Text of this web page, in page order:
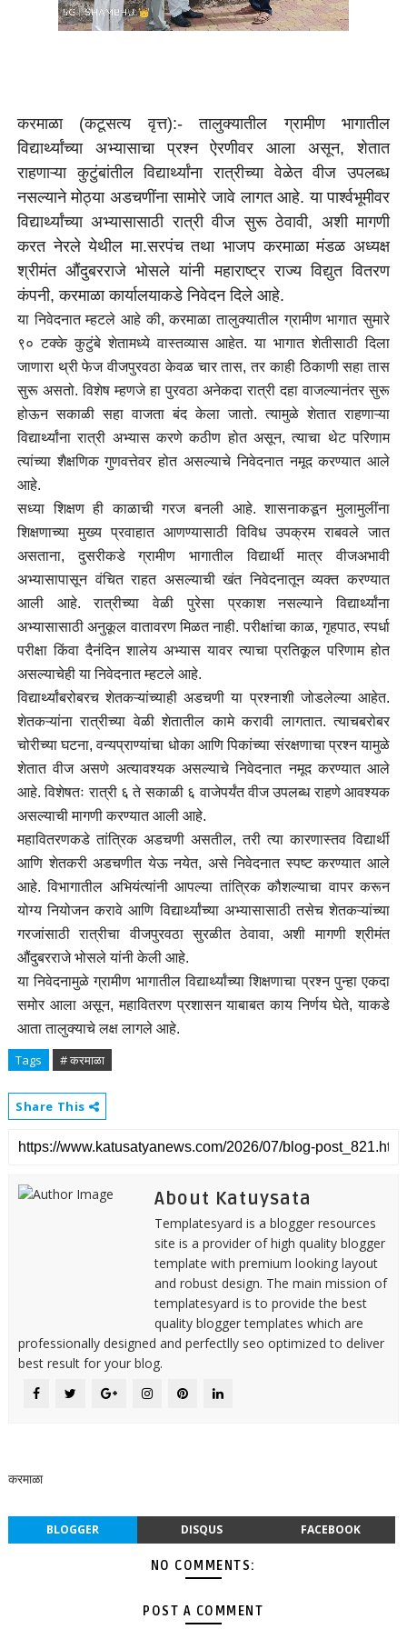
करमाळा (कटूसत्य वृत्त):- तालुक्यातील ग्रामीण भागातील
विद्यार्थ्यांच्या अभ्यासाचा प्रश्न ऐरणीवर आला असून, शेतात
राहणाऱ्या कुटुंबांतील विद्यार्थ्यांना रात्रीच्या वेळेत वीज उपलब्ध
नसल्याने मोठ्या अडचणींना सामोरे जावे लागत आहे. या पार्श्वभूमीवर
विद्यार्थ्यांच्या अभ्यासासाठी रात्री वीज सुरू ठेवावी, अशी मागणी
करत नेरले येथील मा.सरपंच तथा भाजप करमाळा मंडळ अध्यक्ष
श्रीमंत औंदुबरराजे भोसले यांनी महाराष्ट्र राज्य विद्युत वितरण
कंपनी, करमाळा कार्यालयाकडे निवेदन दिले आहे.
या निवेदनात म्हटले आहे की, करमाळा तालुक्यातील ग्रामीण भागात सुमारे
९० टक्के कुटुंबे शेतामध्ये वास्तव्यास आहेत. या भागात शेतीसाठी दिला
जाणारा थ्री फेज वीजपुरवठा केवळ चार तास, तर काही ठिकाणी सहा तास
सुरू असतो. विशेष म्हणजे हा पुरवठा अनेकदा रात्री दहा वाजल्यानंतर सुरू
होऊन सकाळी सहा वाजता बंद केला जातो. त्यामुळे शेतात राहणाऱ्या
विद्यार्थ्यांना रात्री अभ्यास करणे कठीण होत असून, त्याचा थेट परिणाम
त्यांच्या शैक्षणिक गुणवत्तेवर होत असल्याचे निवेदनात नमूद करण्यात आले
आहे.
सध्या शिक्षण ही काळाची गरज बनली आहे. शासनाकडून मुलामुलींना
शिक्षणाच्या मुख्य प्रवाहात आणण्यासाठी विविध उपक्रम राबवले जात
असताना, दुसरीकडे ग्रामीण भागातील विद्यार्थी मात्र वीजअभावी
अभ्यासापासून वंचित राहत असल्याची खंत निवेदनातून व्यक्त करण्यात
आली आहे. रात्रीच्या वेळी पुरेसा प्रकाश नसल्याने विद्यार्थ्यांना
अभ्यासासाठी अनुकूल वातावरण मिळत नाही. परीक्षांचा काळ, गृहपाठ, स्पर्धा
परीक्षा किंवा दैनंदिन शालेय अभ्यास यावर त्याचा प्रतिकूल परिणाम होत
असल्याचेही या निवेदनात म्हटले आहे.
विद्यार्थ्यांबरोबरच शेतकऱ्यांच्याही अडचणी या प्रश्नाशी जोडलेल्या आहेत.
शेतकऱ्यांना रात्रीच्या वेळी शेतातील कामे करावी लागतात. त्याचबरोबर
चोरीच्या घटना, वन्यप्राण्यांचा धोका आणि पिकांच्या संरक्षणाचा प्रश्न यामुळे
शेतात वीज असणे अत्यावश्यक असल्याचे निवेदनात नमूद करण्यात आले
आहे. विशेषतः रात्री ६ ते सकाळी ६ वाजेपर्यंत वीज उपलब्ध राहणे आवश्यक
असल्याची मागणी करण्यात आली आहे.
महावितरणकडे तांत्रिक अडचणी असतील, तरी त्या कारणास्तव विद्यार्थी
आणि शेतकरी अडचणीत येऊ नयेत, असे निवेदनात स्पष्ट करण्यात आले
आहे. विभागातील अभियंत्यांनी आपल्या तांत्रिक कौशल्याचा वापर करून
योग्य नियोजन करावे आणि विद्यार्थ्यांच्या अभ्यासासाठी तसेच शेतकऱ्यांच्या
गरजांसाठी रात्रीचा वीजपुरवठा सुरळीत ठेवावा, अशी मागणी श्रीमंत
औंदुबरराजे भोसले यांनी केली आहे.
या निवेदनामुळे ग्रामीण भागातील विद्यार्थ्यांच्या शिक्षणाचा प्रश्न पुन्हा एकदा
समोर आला असून, महावितरण प्रशासन याबाबत काय निर्णय घेते, याकडे
आता तालुक्याचे लक्ष लागले आहे.
Tags # करमाळा
Share This
About Katuysata
Templatesyard is a blogger resources
site is a provider of high quality blogger
template with premium looking layout
and robust design. The main mission of
templatesyard is to provide the best
quality blogger templates which are
professionally designed and perfectlly seo optimized to deliver
best result for your blog.
करमाळा
BLOGGER DISQUS FACEBOOK
NO COMMENTS:
POST A COMMENT